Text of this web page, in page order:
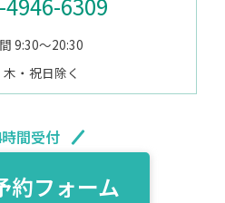
9:30～20:30
・祝日除く
間受付
約フォーム